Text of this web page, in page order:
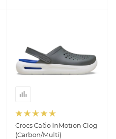
Crocs Сабо InMotion Clog
(Carbon/Multi)